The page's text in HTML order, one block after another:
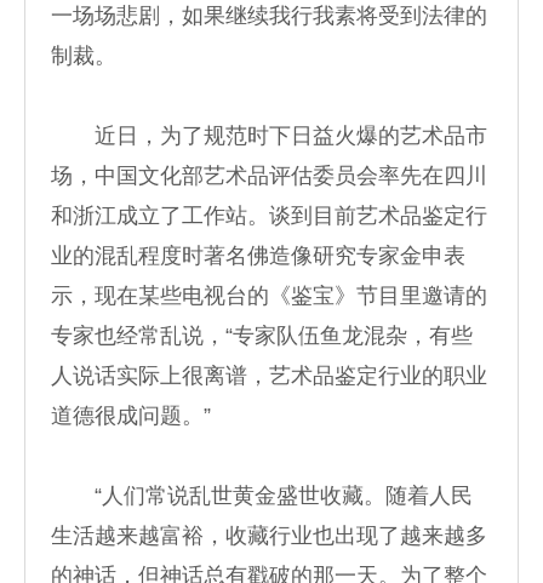
一场场悲剧，如果继续我行我素将受到法律的
制裁。
近日，为了规范时下日益火爆的艺术品市
场，中国文化部艺术品评估委员会率先在四川
和浙江成立了工作站。谈到目前艺术品鉴定行
业的混乱程度时著名佛造像研究专家金申表
示，现在某些电视台的《鉴宝》节目里邀请的
专家也经常乱说，“专家队伍鱼龙混杂，有些
人说话实际上很离谱，艺术品鉴定行业的职业
道德很成问题。”
“人们常说乱世黄金盛世收藏。随着人民
生活越来越富裕，收藏行业也出现了越来越多
的神话，但神话总有戳破的那一天。为了整个